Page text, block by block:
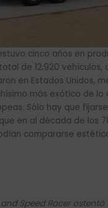
cinco años en
de 12.920 vehículos,
en Estados Unidos,
más exótico de lo
Sólo hay que
en al década de los
compararse
Speed Racer